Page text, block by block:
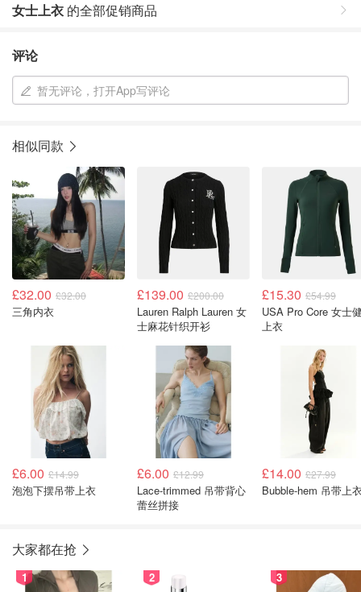
女士上衣 的全部促销商品
评论
暂无评论，打开App写评论
相似同款
£32.00 £32.00
三角内衣
£139.00 £200.00
Lauren Ralph Lauren 女
士麻花针织开衫
£15.30 £54.99
USA Pro Core 女士
上衣
£6.00 £14.99
泡泡下摆吊带上衣
£6.00 £12.99
Lace-trimmed 吊带背心
蕾丝拼接
£14.00 £27.99
Bubble-hem 吊带上
大家都在抢
1 2 3